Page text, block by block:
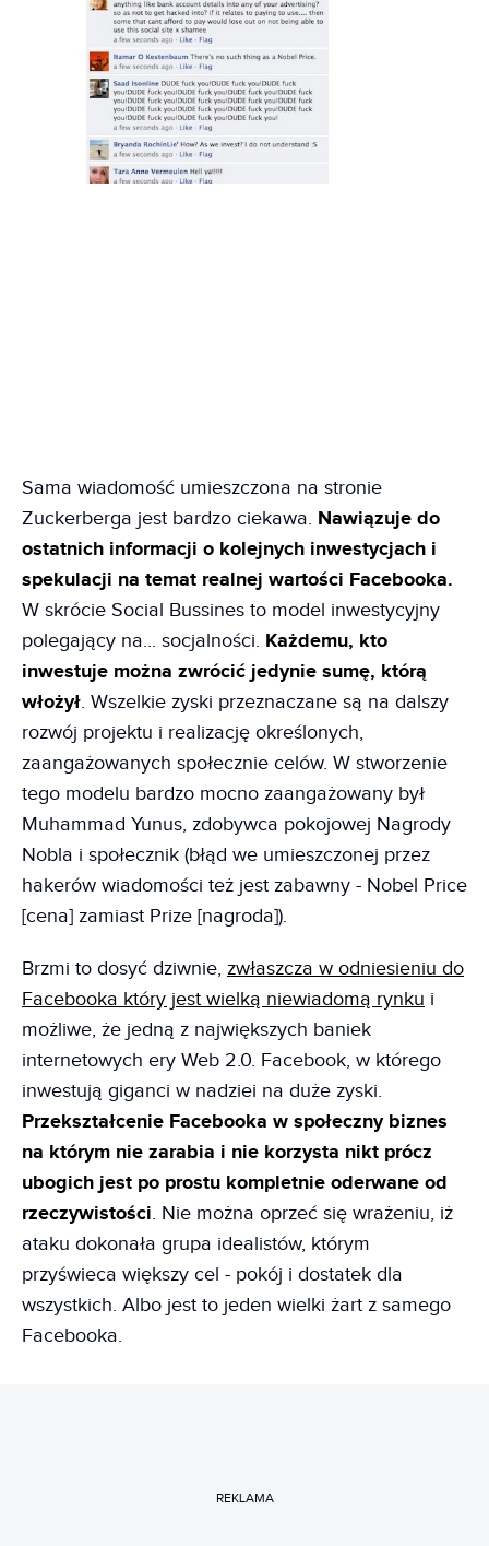
Sama wiadomość umieszczona na stronie
Zuckerberga jest bardzo ciekawa. Nawiązuje do
ostatnich informacji o kolejnych inwestycjach i
spekulacji na temat realnej wartości Facebooka.
W skrócie Social Bussines to model inwestycyjny
polegający na... socjalności. Każdemu, kto
inwestuje można zwrócić jedynie sumę, którą
włożył. Wszelkie zyski przeznaczane są na dalszy
rozwój projektu i realizację określonych,
zaangażowanych społecznie celów. W stworzenie
tego modelu bardzo mocno zaangażowany był
Muhammad Yunus, zdobywca pokojowej Nagrody
Nobla i społecznik (błąd we umieszczonej przez
hakerów wiadomości też jest zabawny - Nobel Price
[cena] zamiast Prize [nagroda]).
Brzmi to dosyć dziwnie, zwłaszcza w odniesieniu do
Facebooka który jest wielką niewiadomą rynku i
możliwe, że jedną z największych baniek
internetowych ery Web 2.0. Facebook, w którego
inwestują giganci w nadziei na duże zyski.
Przekształcenie Facebooka w społeczny biznes
na którym nie zarabia i nie korzysta nikt prócz
ubogich jest po prostu kompletnie oderwane od
rzeczywistości. Nie można oprzeć się wrażeniu, iż
ataku dokonała grupa idealistów, którym
przyświeca większy cel - pokój i dostatek dla
wszystkich. Albo jest to jeden wielki żart z samego
Facebooka.
REKLAMA